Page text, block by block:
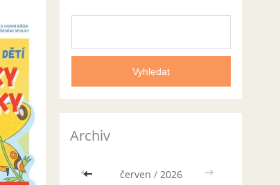
Archiv
<< červen / 2026 >>